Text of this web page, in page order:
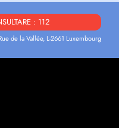
: 112
de la Vallée, L-2661 Luxembourg